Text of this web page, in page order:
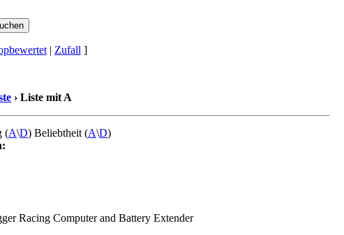
| Zufall ]
› Liste mit A
(A\D) Beliebtheit (A\D)
Racing Computer and Battery Extender